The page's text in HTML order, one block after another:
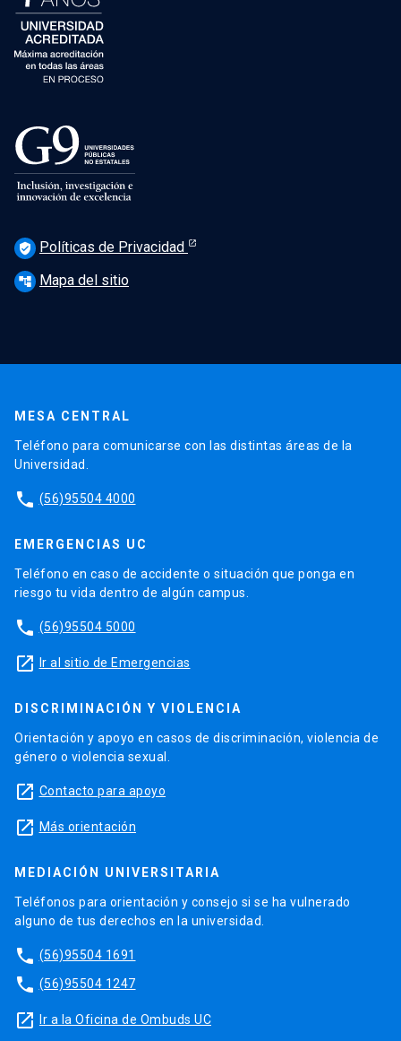
verified_user Políticas de Privacidad
account_tree Mapa del sitio
MESA CENTRAL
Teléfono para comunicarse con las distintas áreas de la
Universidad.
phone (56)95504 4000
EMERGENCIAS UC
Teléfono en caso de accidente o situación que ponga en
riesgo tu vida dentro de algún campus.
phone (56)95504 5000
launch Ir al sitio de Emergencias
DISCRIMINACIÓN Y VIOLENCIA
Orientación y apoyo en casos de discriminación, violencia de
género o violencia sexual.
launch Contacto para apoyo
launch Más orientación
MEDIACIÓN UNIVERSITARIA
Teléfonos para orientación y consejo si se ha vulnerado
alguno de tus derechos en la universidad.
phone (56)95504 1691
phone (56)95504 1247
launch Ir a la Oficina de Ombuds UC